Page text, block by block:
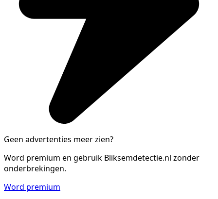
Geen advertenties meer zien?
Word premium en gebruik Bliksemdetectie.nl zonder
onderbrekingen.
Word premium